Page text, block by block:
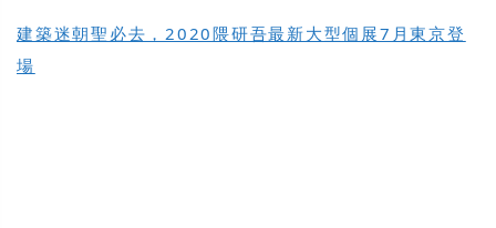
建築迷朝聖必去，2020隈研吾最新大型個展7月東京登
場